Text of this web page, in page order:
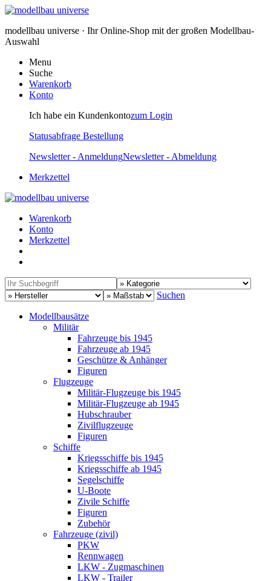
modellbau universe · Ihr Online-Shop mit der großen Modellbau-
Auswahl
Menu
Suche
Warenkorb
Konto
Ich habe ein Kundenkontozum Login
Statusabfrage Bestellung
Newsletter - AnmeldungNewsletter - Abmeldung
Merkzettel
Warenkorb
Konto
Merkzettel
Suchen
Modellbausätze
Militär
Fahrzeuge bis 1945
Fahrzeuge ab 1945
Geschütze & Anhänger
Figuren
Flugzeuge
Militär-Flugzeuge bis 1945
Militär-Flugzeuge ab 1945
Hubschrauber
Zivilflugzeuge
Figuren
Schiffe
Kriegsschiffe bis 1945
Kriegsschiffe ab 1945
Segelschiffe
U-Boote
Zivile Schiffe
Figuren
Zubehör
Fahrzeuge (zivil)
PKW
Rennwagen
LKW - Zugmaschinen
LKW - Trailer